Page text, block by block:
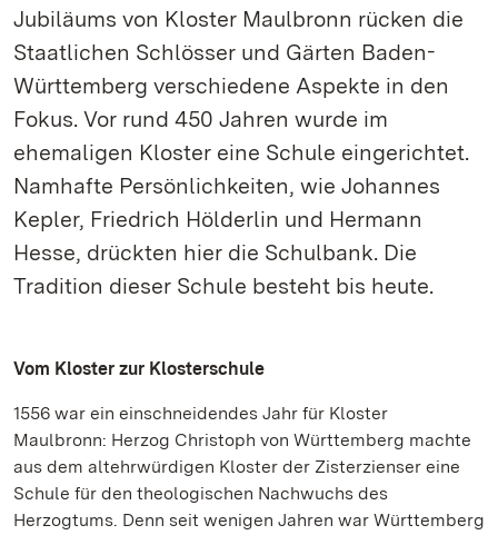
Jubiläums von Kloster Maulbronn rücken die
Staatlichen Schlösser und Gärten Baden-
Württemberg verschiedene Aspekte in den
Fokus. Vor rund 450 Jahren wurde im
ehemaligen Kloster eine Schule eingerichtet.
Namhafte Persönlichkeiten, wie Johannes
Kepler, Friedrich Hölderlin und Hermann
Hesse, drückten hier die Schulbank. Die
Tradition dieser Schule besteht bis heute.
Vom Kloster zur Klosterschule
1556 war ein einschneidendes Jahr für Kloster
Maulbronn: Herzog Christoph von Württemberg machte
aus dem altehrwürdigen Kloster der Zisterzienser eine
Schule für den theologischen Nachwuchs des
Herzogtums. Denn seit wenigen Jahren war Württemberg